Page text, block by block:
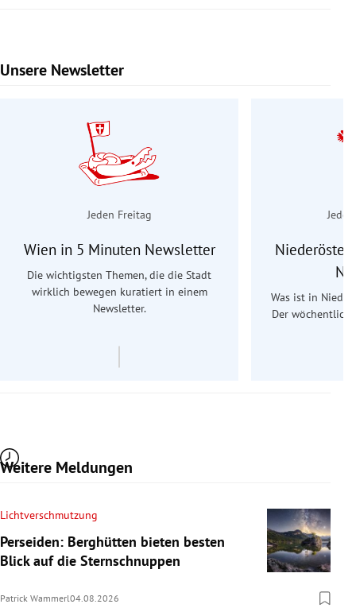
Unsere Newsletter
Slide 1 von 9
Jeden Freitag
Wien in 5 Minuten Newsletter
Die wichtigsten Themen, die die Stadt
wirklich bewegen kuratiert in einem
Newsletter.
Was ist in
Der
Weitere Meldungen
Lichtverschmutzung
Perseiden: Berghütten bieten besten
Blick auf die Sternschnuppen
Patrick Wammerl04.08.2026